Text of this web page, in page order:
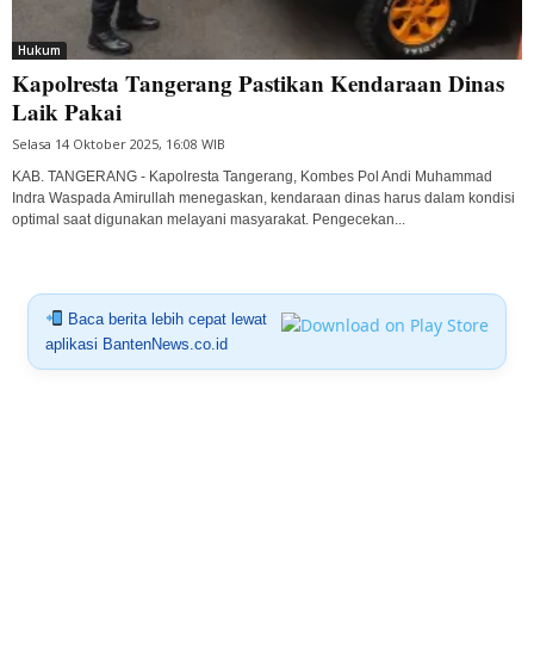
Hukum
Kapolresta Tangerang Pastikan Kendaraan Dinas
Laik Pakai
Selasa 14 Oktober 2025, 16:08 WIB
KAB. TANGERANG - Kapolresta Tangerang, Kombes Pol Andi Muhammad
Indra Waspada Amirullah menegaskan, kendaraan dinas harus dalam kondisi
optimal saat digunakan melayani masyarakat. Pengecekan...
Baca berita lebih cepat lewat
aplikasi BantenNews.co.id